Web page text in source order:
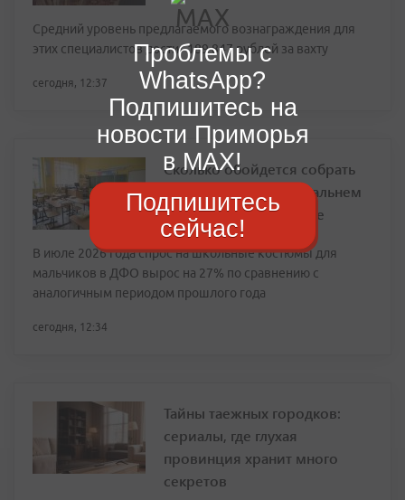
Средний уровень предлагаемого вознаграждения для
этих специалистов достиг 189 847 рублей за вахту
сегодня, 12:37
Сколько обойдется собрать
ребёнка в школу на Дальнем
Востоке: исследование
В июле 2026 года спрос на школьные костюмы для
мальчиков в ДФО вырос на 27% по сравнению с
аналогичным периодом прошлого года
сегодня, 12:34
Тайны таежных городков:
сериалы, где глухая
провинция хранит много
секретов
Проблемы с
WhatsApp?
Подпишитесь на
новости Приморья
в MAX!
Подпишитесь
сейчас!